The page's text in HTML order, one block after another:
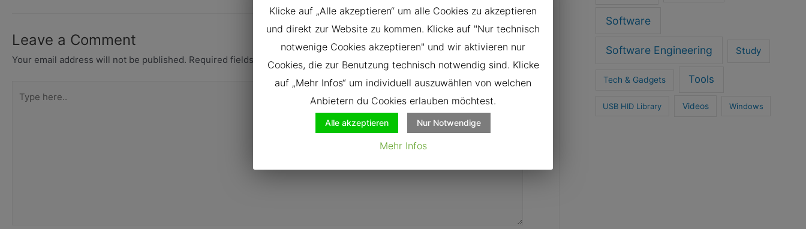
Leave a Comment
Your email address will not be published. Required fields are marked
here..
Software
Software Engineering Study
Tech & Gadgets Tools
USB HID Library Videos Windows
Klicke auf „Alle akzeptieren“ um alle Cookies zu akzeptieren
und direkt zur Website zu kommen. Klicke auf "Nur technisch
notwenige Cookies akzeptieren" und wir aktivieren nur
Cookies, die zur Benutzung technisch notwendig sind. Klicke
auf „Mehr Infos“ um individuell auszuwählen von welchen
Anbietern du Cookies erlauben möchtest.
Alle akzeptieren Nur Notwendige
Mehr Infos